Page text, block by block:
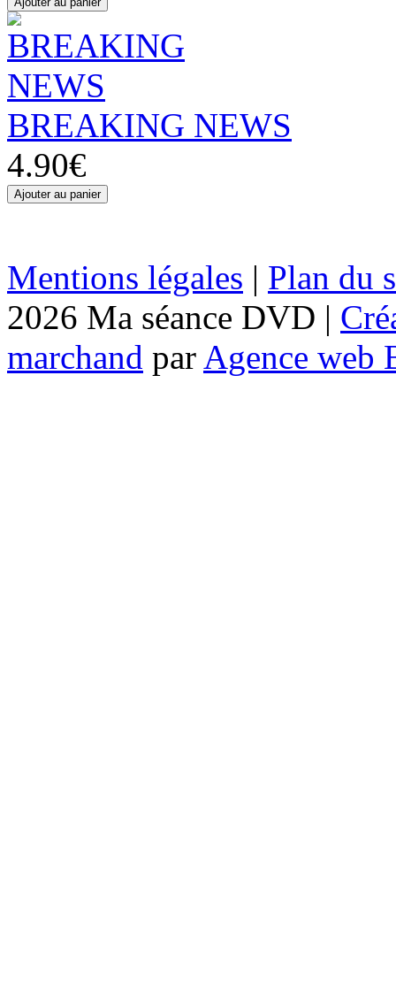
BREAKING NEWS
4.90€
Mentions légales | Plan du
2026 Ma séance DVD |
marchand par Agence web